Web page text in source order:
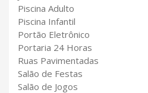
Piscina Adulto
Piscina Infantil
Portão Eletrônico
Portaria 24 Horas
Ruas Pavimentadas
Salão de Festas
Salão de Jogos